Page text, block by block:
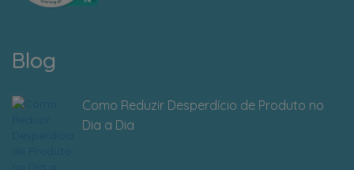
Blog
Como Reduzir Desperdício de Produto no
Dia a Dia